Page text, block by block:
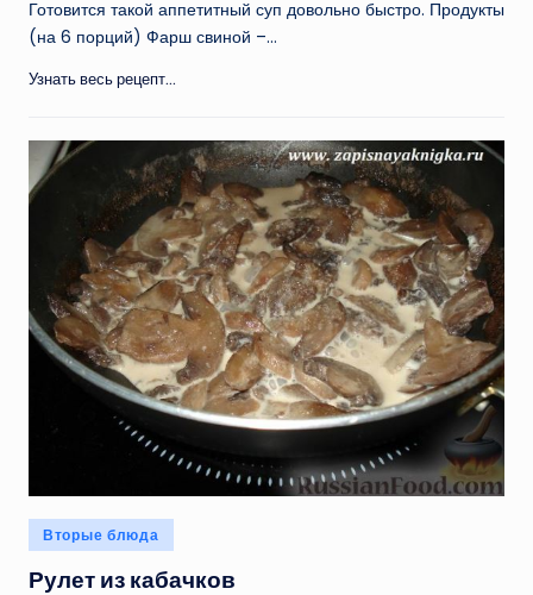
Готовится такой аппетитный суп довольно быстро. Продукты
(на 6 порций) Фарш свиной –…
Узнать весь рецепт...
Опубликовано
в
Вторые блюда
Рулет из кабачков